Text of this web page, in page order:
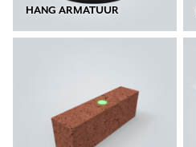
HANG ARMATUUR